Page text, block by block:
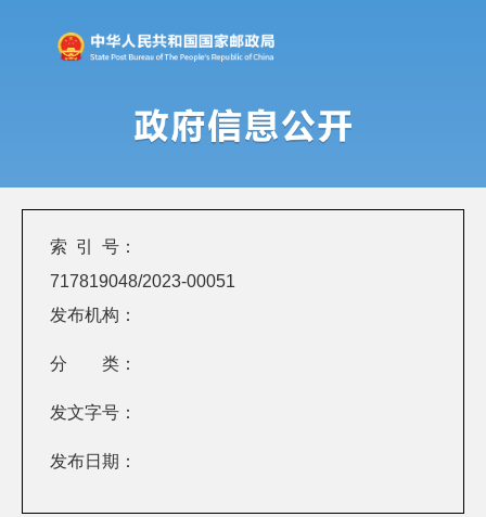
索 引 号：
717819048/2023-00051
发布机构：
分 类：
发文字号：
发布日期：